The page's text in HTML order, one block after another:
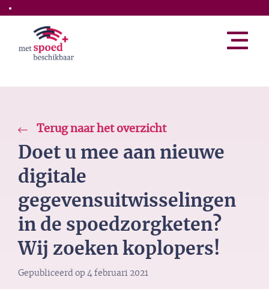
Skip to the main content
Terug naar het overzicht
Doet u mee aan nieuwe
digitale
gegevensuitwisselingen
in de spoedzorgketen?
Wij zoeken koplopers!
Gepubliceerd op 4 februari 2021